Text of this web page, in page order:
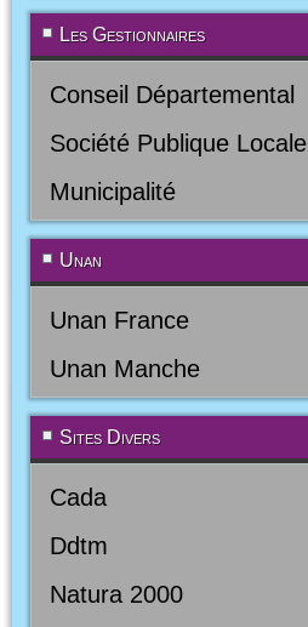
Les Gestionnaires
Conseil Départemental
Société Publique Locale
Municipalité
Unan
Unan France
Unan Manche
Sites Divers
Cada
Ddtm
Natura 2000